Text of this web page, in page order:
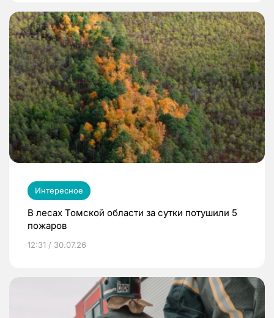
Интересное
В лесах Томской области за сутки потушили 5
пожаров
12:31 / 30.07.26